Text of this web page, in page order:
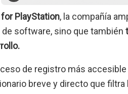
PlayStation, la compañía
software, sino que también
de registro más
breve y directo que